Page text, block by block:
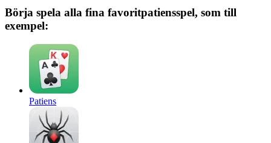
Börja spela alla fina favoritpatiensspel, som till
exempel:
Patiens